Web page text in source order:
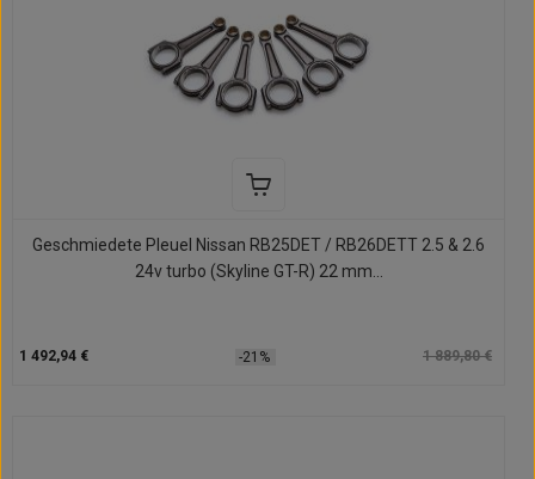
Geschmiedete Pleuel Nissan RB25DET / RB26DETT 2.5 & 2.6
24v turbo (Skyline GT-R) 22 mm...
1 492,94 € -21% 1 889,80 €